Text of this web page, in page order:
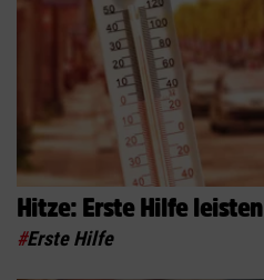
Hitze: Erste Hilfe leisten
#Erste Hilfe